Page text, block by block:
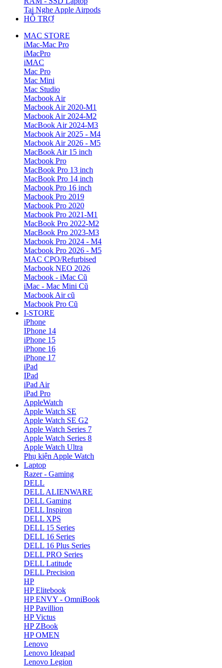
Tai Nghe Apple Airpods
HỖ TRỢ
MAC STORE
iMac-Mac Pro
iMacPro
iMAC
Mac Pro
Mac Mini
Mac Studio
Macbook Air
Macbook Air 2020-M1
Macbook Air 2024-M2
MacBook Air 2024-M3
Macbook Air 2025 - M4
Macbook Air 2026 - M5
MacBook Air 15 inch
Macbook Pro
MacBook Pro 13 inch
MacBook Pro 14 inch
Macbook Pro 16 inch
Macbook Pro 2019
Macbook Pro 2020
Macbook Pro 2021-M1
MacBook Pro 2022-M2
MacBook Pro 2023-M3
Macbook Pro 2024 - M4
Macbook Pro 2026 - M5
MAC CPO/Refurbised
Macbook NEO 2026
Macbook - iMac Cũ
iMac - Mac Mini Cũ
Macbook Air cũ
Macbook Pro Cũ
I-STORE
iPhone
IPhone 14
iPhone 15
iPhone 16
iPhone 17
iPad
IPad
iPad Air
iPad Pro
AppleWatch
Apple Watch SE
Apple Watch SE G2
Apple Watch Series 7
Apple Watch Series 8
Apple Watch Ultra
Phụ kiện Apple Watch
Laptop
Razer - Gaming
DELL
DELL ALIENWARE
DELL Gaming
DELL Inspiron
DELL XPS
DELL 15 Series
DELL 16 Series
DELL 16 Plus Series
DELL PRO Series
DELL Latitude
DELL Precision
HP
HP Elitebook
HP ENVY - OmniBook
HP Pavillion
HP Victus
HP ZBook
HP OMEN
Lenovo
Lenovo Ideapad
Lenovo Legion